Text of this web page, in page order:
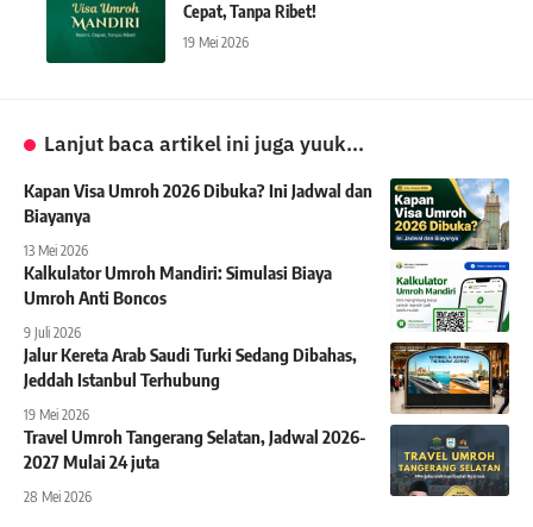
Cepat, Tanpa Ribet!
19 Mei 2026
Lanjut baca artikel ini juga yuuk...
Kapan Visa Umroh 2026 Dibuka? Ini Jadwal dan
Biayanya
13 Mei 2026
Kalkulator Umroh Mandiri: Simulasi Biaya
Umroh Anti Boncos
9 Juli 2026
Jalur Kereta Arab Saudi Turki Sedang Dibahas,
Jeddah Istanbul Terhubung
19 Mei 2026
Travel Umroh Tangerang Selatan, Jadwal 2026-
2027 Mulai 24 juta
28 Mei 2026